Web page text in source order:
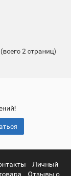
2 страниц)
Личный
Отзывы о